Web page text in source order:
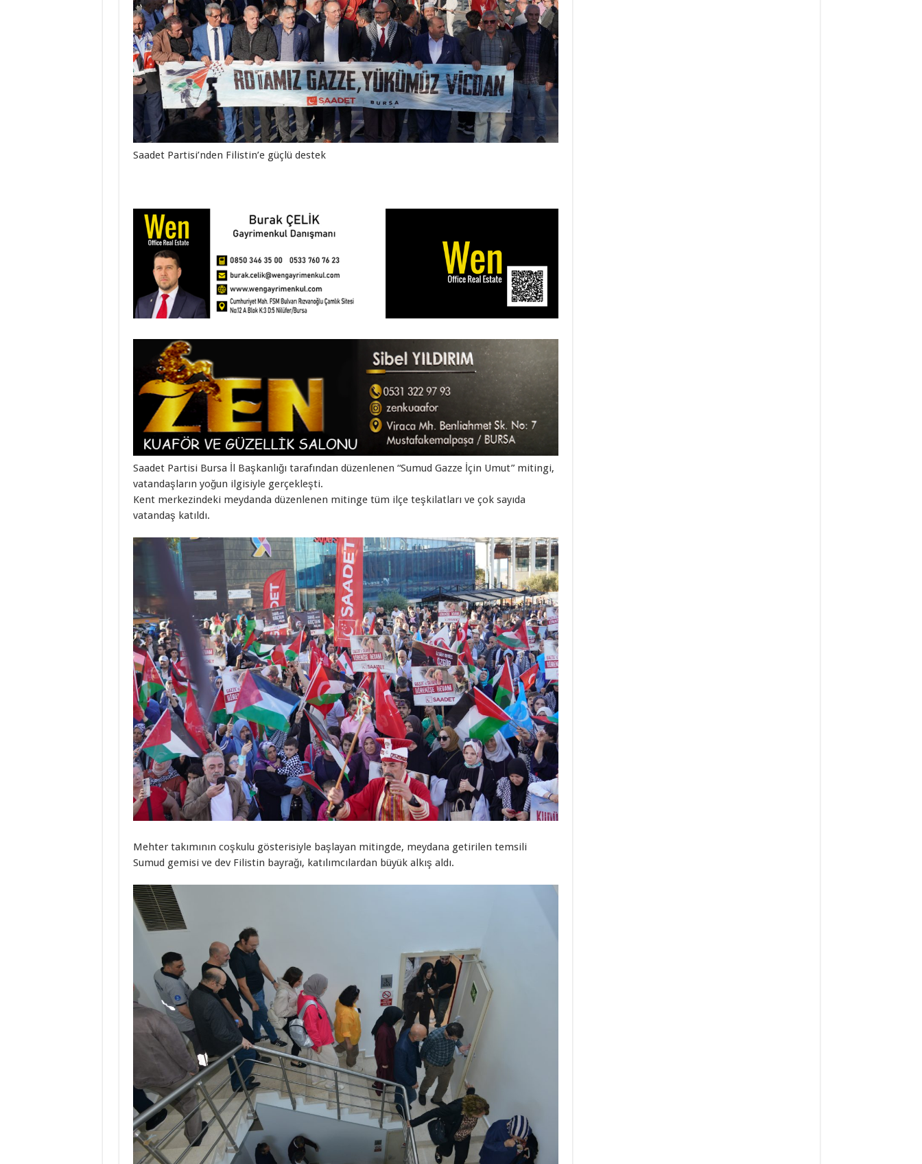
Saadet Partisi’nden Filistin’e güçlü destek
Saadet Partisi Bursa İl Başkanlığı tarafından düzenlenen “Sumud Gazze İçin Umut” mitingi,
vatandaşların yoğun ilgisiyle gerçekleşti.
Kent merkezindeki meydanda düzenlenen mitinge tüm ilçe teşkilatları ve çok sayıda
vatandaş katıldı.
Mehter takımının coşkulu gösterisiyle başlayan mitingde, meydana getirilen temsili
Sumud gemisi ve dev Filistin bayrağı, katılımcılardan büyük alkış aldı.